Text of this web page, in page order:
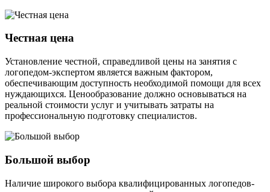
Честная цена
Установление честной, справедливой цены на занятия с
логопедом-экспертом является важным фактором,
обеспечивающим доступность необходимой помощи для всех
нуждающихся. Ценообразование должно основываться на
реальной стоимости услуг и учитывать затраты на
профессиональную подготовку специалистов.
Большой выбор
Наличие широкого выбора квалифицированных логопедов-